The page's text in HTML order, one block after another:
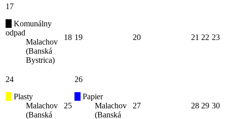
17
Komunálny
odpad
Malachov
(Banská
Bystrica)
18 19 20 21 22 23
24
Plasty
Malachov
(Banská
25
26
Papier
Malachov
(Banská
27 28 29 30